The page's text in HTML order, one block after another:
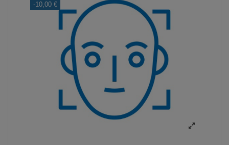
-10,00 €